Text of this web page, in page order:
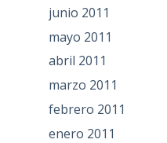
junio 2011
mayo 2011
abril 2011
marzo 2011
febrero 2011
enero 2011